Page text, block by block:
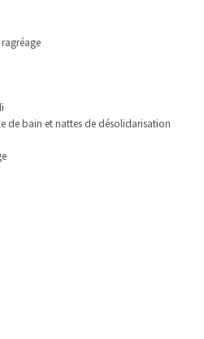
de bain et nattes de désolidarisation